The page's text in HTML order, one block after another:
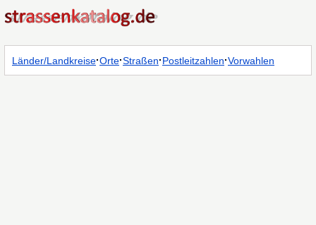
Länder/Landkreise·Orte·Straßen·Postleitzahlen·Vorwahlen